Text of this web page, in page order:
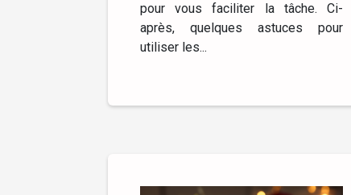
pour vous faciliter la tâche. Ci-
après, quelques astuces pour
utiliser les...